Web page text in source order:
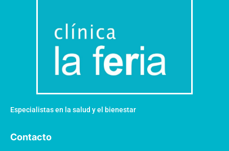
Especialistas en la salud y el bienestar
Contacto